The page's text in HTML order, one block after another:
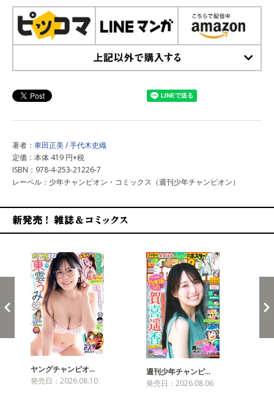
著者： 車田正美/手代木史織
定価：本体 419 円+税
ISBN：978-4-253-21226-7
レーベル：少年チャンピオン・コミックス（週刊少年チャンピオン）
ヤングチャンピオ…
発売日：2026.08.10
週刊少年チャンピ…
発売日：2026.08.06